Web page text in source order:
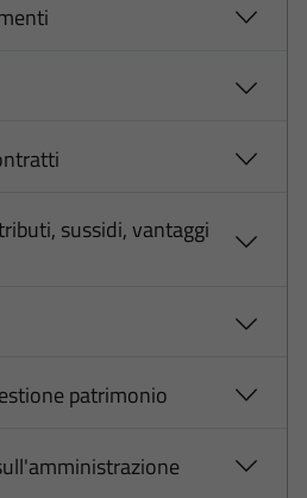
sussidi, vantaggi
patrimonio